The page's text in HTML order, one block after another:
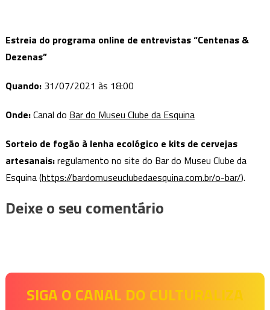
Estreia do programa online de entrevistas “Centenas &
Dezenas”
Quando:31/07/2021 às 18:00
Onde:Canal do Bar do Museu Clube da Esquina
Sorteio de fogão à lenha ecológico e kits de cervejas
artesanais:regulamento no site do Bar do Museu Clube da
Esquina (https://bardomuseuclubedaesquina.com.br/o-bar/).
Deixe o seu comentário
SIGA O CANAL DO CULTURALIZA